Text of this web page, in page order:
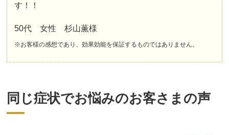
す！！
50代 女性 杉山薫様
※お客様の感想であり、効果効能を保証するものではありません。
同じ症状でお悩みのお客さまの声